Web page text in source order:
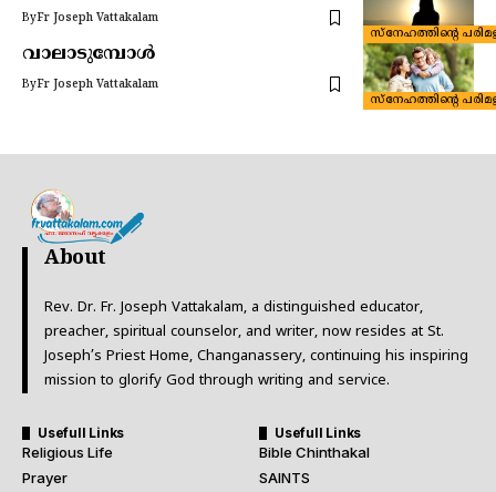
സ്നേഹത്തിന്റെ
ByFr Joseph Vattakalam
സ്നേഹത്തിന്റെ
വാലാടുമ്പോൾ
ByFr Joseph Vattakalam
About
Rev. Dr. Fr. Joseph Vattakalam, a distinguished educator,
preacher, spiritual counselor, and writer, now resides at St.
Joseph’s Priest Home, Changanassery, continuing his inspiring
mission to glorify God through writing and service.
Usefull Links
Religious Life
Prayer
Usefull Links
Bible Chinthakal
SAINTS